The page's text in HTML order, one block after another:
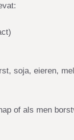
soja, eieren,
of als men